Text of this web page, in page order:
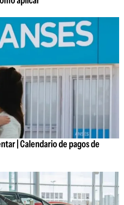
| Calendario de pagos de